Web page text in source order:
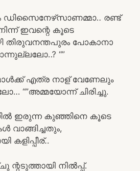
ഡിസൈനേഴ്‌സാണമ്മാ.. രണ്ട്
ഇവന്റെ കൂടെ
തിരുവനന്തപുരം പോകാനാ
“”
മോൾക്ക് എത്ര നാള് വേണേലും
“”അമ്മയോന്ന് ചിരിച്ചു.
ഇരുന്ന കുഞ്ഞിനെ കൂടെ
വാങ്ങിച്ചതും,
കളിപ്പീര്..
നിൽപ്പ്.